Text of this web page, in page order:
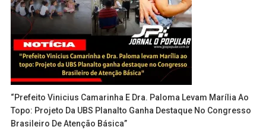
“Prefeito Vinicius Camarinha E Dra. Paloma Levam Marília Ao
Topo: Projeto Da UBS Planalto Ganha Destaque No Congresso
Brasileiro De Atenção Básica”